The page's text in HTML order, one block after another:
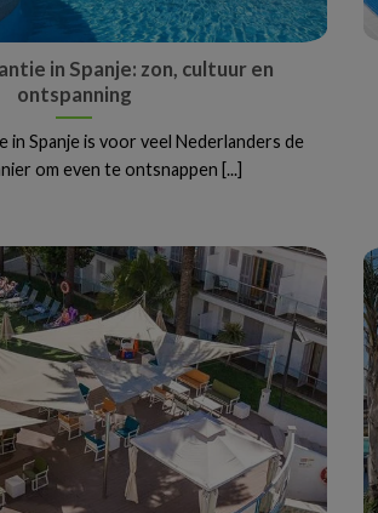
in Spanje: zon, cultuur en
ontspanning
in Spanje is voor veel Nederlanders de
om even te ontsnappen [...]